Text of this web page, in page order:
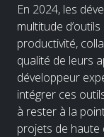
En 2024, les
multitude
productivité,
qualité de leurs
développeur
intégrer ces
à rester à la
projets de haute